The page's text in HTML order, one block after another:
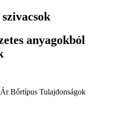
anyagokból
Ár Bőrtípus Tulajdonságok